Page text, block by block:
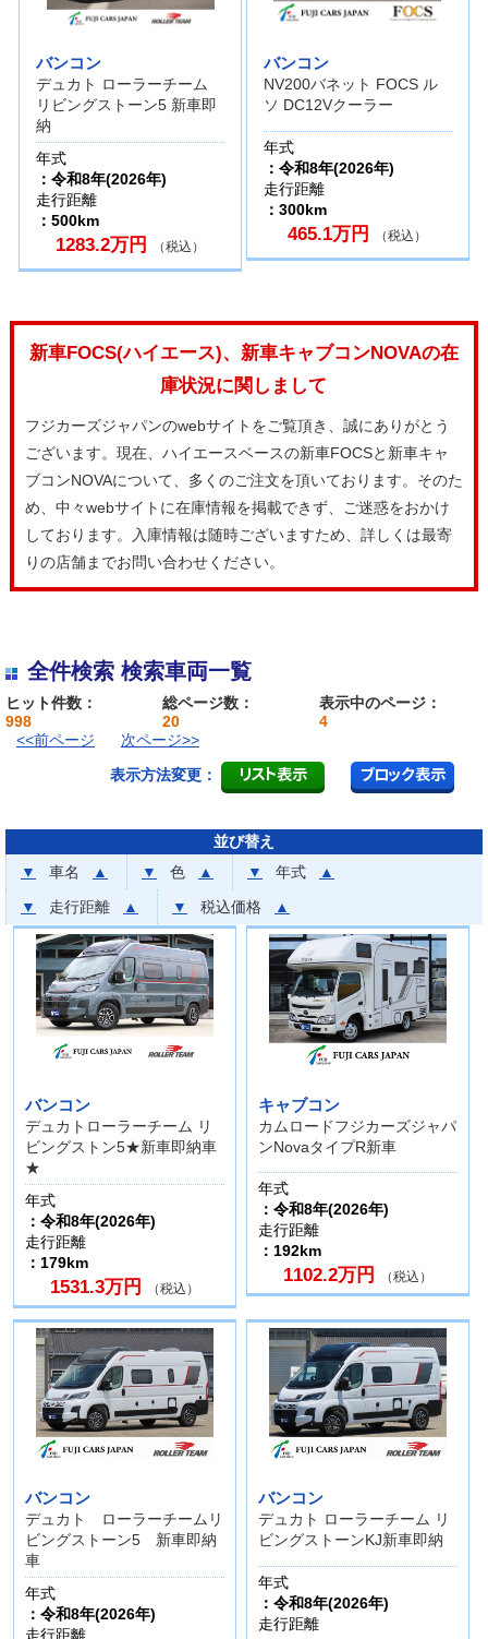
バンコン
デュカト ローラーチーム
リビングストーン5 新車即
納
年式
：令和8年(2026年)
走行距離
：500km
1283.2万円 （税込）
バンコン
NV200バネット FOCS ル
ソ DC12Vクーラー
年式
：令和8年(2026年)
走行距離
：300km
465.1万円 （税込）
新車FOCS(ハイエース)、新車キャブコンNOVAの在
庫状況に関しまして
フジカーズジャパンのwebサイトをご覧頂き、誠にありがとう
ございます。現在、ハイエースベースの新車FOCSと新車キャ
ブコンNOVAについて、多くのご注文を頂いております。そのた
め、中々webサイトに在庫情報を掲載できず、ご迷惑をおかけ
しております。入庫情報は随時ございますため、詳しくは最寄
りの店舗までお問い合わせください。
全件検索 検索車両一覧
ヒット件数：
998
総ページ数：
20
表示中のページ：
4
<<前ページ
次ページ>>
表示方法変更：
並び替え
▼
車名 ▲ ▼ 色 ▲ ▼ 年式
▲
▼
走行距離 ▲ ▼ 税込価格 ▲
バンコン
デュカトローラーチーム リ
ビングストン5★新車即納車
★
年式
：令和8年(2026年)
走行距離
：179km
1531.3万円 （税込）
キャブコン
カムロードフジカーズジャパ
ンNovaタイプR新車
年式
：令和8年(2026年)
走行距離
：192km
1102.2万円 （税込）
バンコン
デュカト ローラーチームリ
ビングストーン5 新車即納
車
年式
：令和8年(2026年)
走行距離
バンコン
デュカト ローラーチーム リ
ビングストーンKJ新車即納
年式
：令和8年(2026年)
走行距離